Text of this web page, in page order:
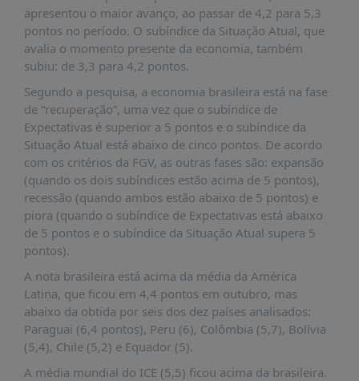
DADOS
FRENTE
SOBRE
A
FRENTE
MATERIAIS
INFORMAÇÕES
CURSOS
E
EVENTOS
INSCRIÇÕES
MATERIAIS
DISPONÍVEIS
PUBLICAÇÕES
apresentou o maior avanço, ao passar de 4,2 para 5,3
pontos no período. O subíndice da Situação Atual, que
avalia o momento presente da economia, também
subiu: de 3,3 para 4,2 pontos.
Segundo a pesquisa, a economia brasileira está na fase
de “recuperação”, uma vez que o subíndice de
Expectativas é superior a 5 pontos e o subíndice da
Situação Atual está abaixo de cinco pontos. De acordo
com os critérios da FGV, as outras fases são: expansão
(quando os dois subíndices estão acima de 5 pontos),
recessão (quando ambos estão abaixo de 5 pontos) e
piora (quando o subíndice de Expectativas está abaixo
de 5 pontos e o subíndice da Situação Atual supera 5
pontos).
A nota brasileira está acima da média da América
Latina, que ficou em 4,4 pontos em outubro, mas
abaixo da obtida por seis dos dez países analisados:
Paraguai (6,4 pontos), Peru (6), Colômbia (5,7), Bolívia
(5,4), Chile (5,2) e Equador (5).
A média mundial do ICE (5,5) ficou acima da brasileira.